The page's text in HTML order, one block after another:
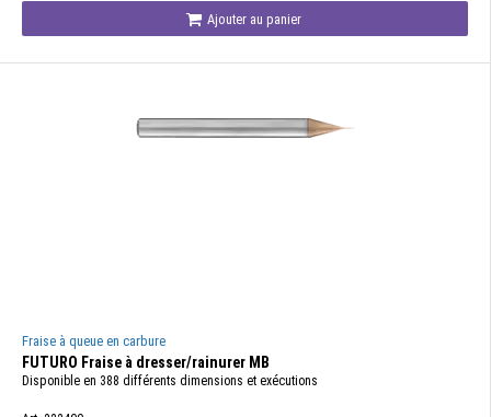
Ajouter au panier
Fraise à queue en carbure
FUTURO Fraise à dresser/rainurer MB
Disponible en 388 différents dimensions et exécutions